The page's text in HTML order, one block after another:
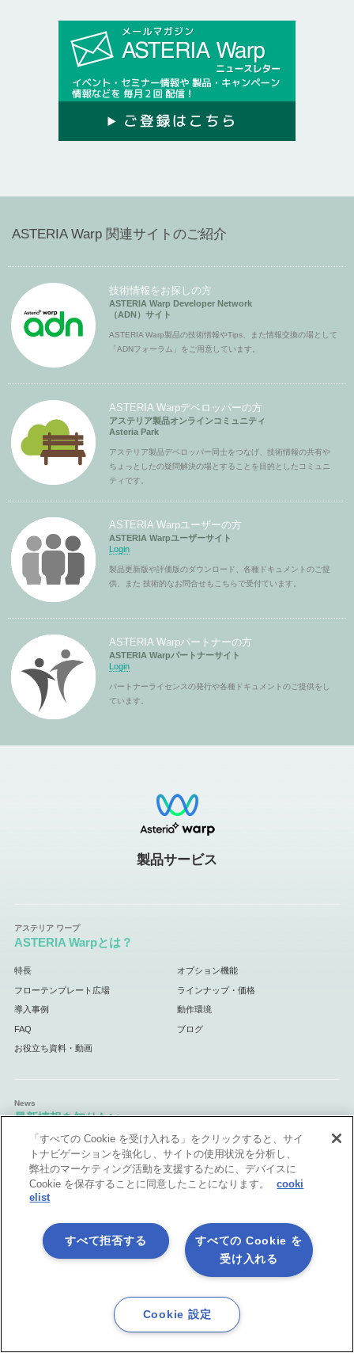
ASTERIA Warp 関連サイトのご紹介
技術情報をお探しの方
ASTERIA Warp Developer Network
（ADN）サイト
ASTERIA Warp製品の技術情報やTips、また情報交換の場として
「ADNフォーラム」をご用意しています。
ASTERIA Warpデベロッパーの方
アステリア製品オンラインコミュニティ
Asteria Park
アステリア製品デベロッパー同士をつなげ、技術情報の共有や
ちょっとしたの疑問解決の場とすることを目的としたコミュニ
ティです。
ASTERIA Warpユーザーの方
ASTERIA Warpユーザーサイト
Login
製品更新版や評価版のダウンロード、各種ドキュメントのご提
供、また 技術的なお問合せもこちらで受付ています。
ASTERIA Warpパートナーの方
ASTERIA Warpパートナーサイト
Login
パートナーライセンスの発行や各種ドキュメントのご提供をし
ています。
製品サービス
ASTERIA Warpとは？
特長 オプション機能
フローテンプレート広場 ラインナップ・価格
導入事例 動作環境
FAQ ブログ
お役立ち資料・動画
最新情報を知りたい
ニュース・お知らせ メルマガ登録
API連携 データ連携基盤（EAI・ESB）
マスターデータ管理 データ統合基盤（ETL）
クラウド連携基盤
Excel業務を自動処理
マーケティング業務を自動化 自治体・官公庁向け
「すべての Cookie を受け入れる」をクリックすると、サイ
トナビゲーションを強化し、サイトの使用状況を分析し、
弊社のマーケティング活動を支援するために、デバイスに
Cookie を保存することに同意したことになります。
cooki
elist
すべての Cookie を
受け入れる
すべて拒否する
Cookie 設定